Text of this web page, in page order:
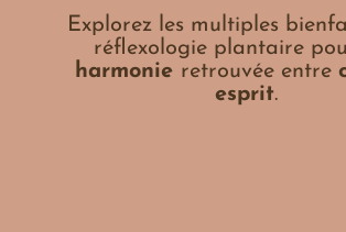
Explorez les multiples
réflexologie plantaire
harmonie retrouvée entre
esprit.